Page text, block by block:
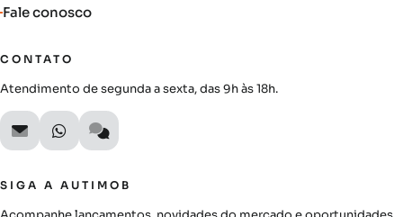
Fale conosco
CONTATO
Atendimento de segunda a sexta, das 9h às 18h.
SIGA A AUTIMOB